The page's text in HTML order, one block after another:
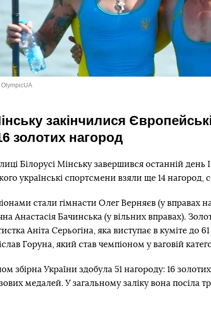
OlympicUA
закінчилися
золотих нагород
Білорусі Мінську завершився останній день
українські спортсмени взяли ще 14 нагород,
стали гімнасти Олег Верняєв (у вправах
Анастасія Бачинська (у вільних вправах).
Аніта Серьогіна, яка виступає в куміте до
Горуна, який став чемпіоном у ваговій
збірна України здобула 51 нагороду: 16
медалей. У загальному заліку вона посіла